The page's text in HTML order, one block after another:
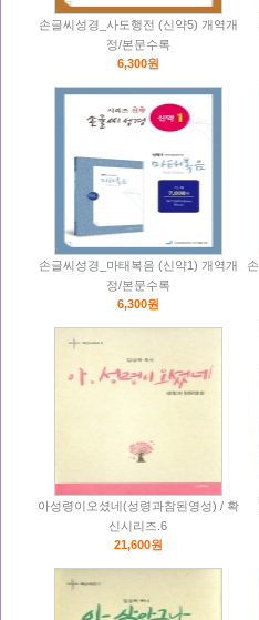
손글씨성경_사도행전 (신약5) 개역개
정/본문수록
6,300원
손글씨성경_마태복음 (신약1) 개역개
정/본문수록
6,300원
아성령이오셨네(성령과참된영성) / 확
신시리즈.6
21,600원